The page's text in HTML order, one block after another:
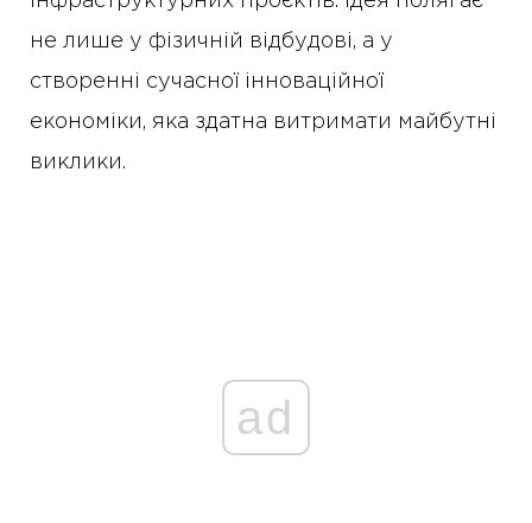
не лише у фізичній відбудові, а у
створенні сучасної інноваційної
економіки, яка здатна витримати майбутні
виклики.
ad